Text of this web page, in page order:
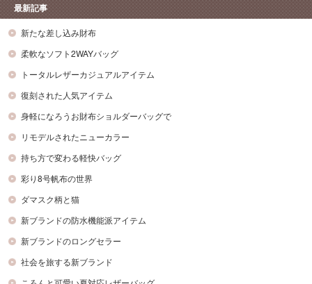
最新記事
新たな差し込み財布
柔軟なソフト2WAYバッグ
トータルレザーカジュアルアイテム
復刻された人気アイテム
身軽になろうお財布ショルダーバッグで
リモデルされたニューカラー
持ち方で変わる軽快バッグ
彩り8号帆布の世界
ダマスク柄と猫
新ブランドの防水機能派アイテム
新ブランドのロングセラー
社会を旅する新ブランド